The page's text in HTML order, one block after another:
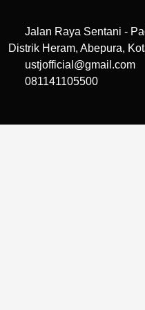
Jalan Raya Sentani -
Distrik Heram, Abepura,
ustjofficial@gmail.com
081141105500